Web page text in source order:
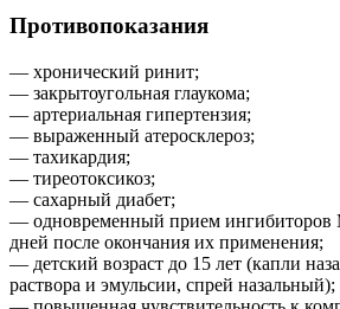
Противопоказания
— хронический ринит;
— закрытоугольная глаукома;
— артериальная гипертензия;
— выраженный атеросклероз;
— тахикардия;
— тиреотоксикоз;
— сахарный диабет;
— одновременный прием
дней после окончания их применения;
— детский возраст до 15 лет (капли
раствора и эмульсии, спрей назальный);